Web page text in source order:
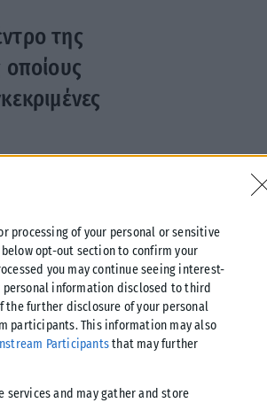
processing of your personal or sensitive
opt-out section to confirm your
you may continue seeing interest-
personal information disclosed to third
the further disclosure of your personal
participants. This information may also
Participantsthat may further
services and may gather and store
της
στην περιοχή της
σε 23χρονο,
κάνναβης,